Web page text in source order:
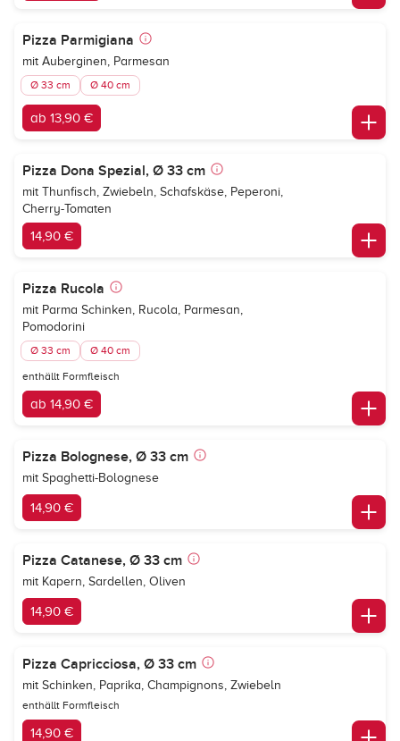
Pizza Parmigiana
mit Auberginen, Parmesan
Ø 33 cm Ø 40 cm
ab 13,90 €
Pizza Dona Spezial, Ø 33 cm
mit Thunfisch, Zwiebeln, Schafskäse, Peperoni,
Cherry-Tomaten
14,90 €
Pizza Rucola
mit Parma Schinken, Rucola, Parmesan,
Pomodorini
Ø 33 cm Ø 40 cm
enthällt Formfleisch
ab 14,90 €
Pizza Bolognese, Ø 33 cm
mit Spaghetti-Bolognese
14,90 €
Pizza Catanese, Ø 33 cm
mit Kapern, Sardellen, Oliven
14,90 €
Pizza Capricciosa, Ø 33 cm
mit Schinken, Paprika, Champignons, Zwiebeln
enthällt Formfleisch
14,90 €